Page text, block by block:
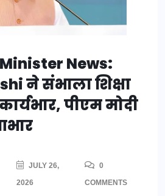
News:
ने संभाला शिक्षा
पीएम मोदी
JULY 26,
2026
0
COMMENTS